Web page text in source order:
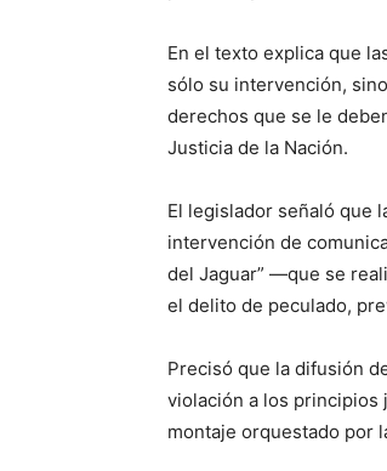
En el texto explica que
sólo su intervención,
derechos que se le
Justicia de la Nación.
El legislador señaló que
intervención de
del Jaguar” —que se
el delito de peculado,
Precisó que la difusión
violación a los
montaje orquestado por